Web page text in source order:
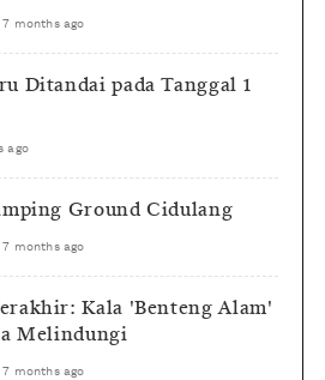
7 months ago
Ditandai pada Tanggal 1
ago
Ground Cidulang
7 months ago
Kala 'Benteng Alam'
Melindungi
7 months ago